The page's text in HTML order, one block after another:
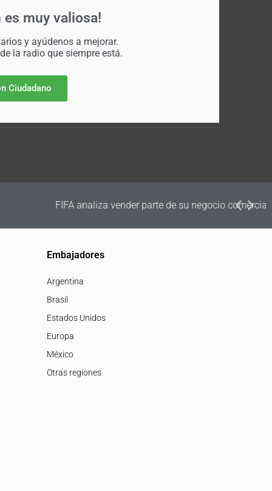
es muy valiosa!
y ayúdenos a mejorar.
la radio que siempre está.
Ciudadano
de desarrollo
Embajadores
Argentina
Brasil
Estados Unidos
Europa
México
Otras regiones